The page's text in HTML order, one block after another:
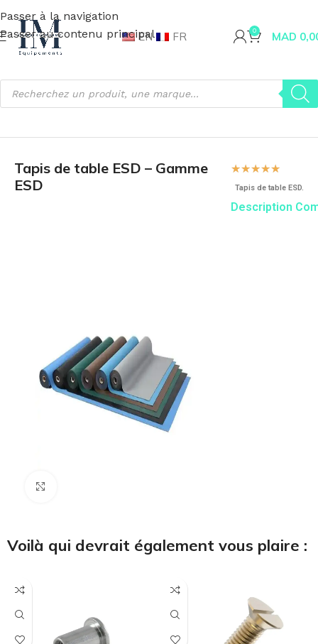
Passer à la navigation
Passer au contenu principal
EN FR 0 MAD
Accueil Fournitures industrielles Matériel ESD Tapis ESD
Tapis de table ESD – Gamme
ESD
☆☆☆☆☆
Tapis de table ESD.
Description
Voilà qui devrait également vous plaire :